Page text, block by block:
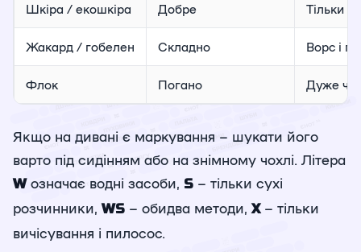
Шкіра / екошкіра Добре Тільки
Жакард / гобелен Складно Ворс і
Флок Погано Дуже
Якщо на дивані є маркування – шукати його
варто під сидінням або на знімному чохлі. Літера
Wозначає водні засоби, S – тільки сухі
розчинники,WS – обидва методи,X– тільки
вичісування і пилосос.